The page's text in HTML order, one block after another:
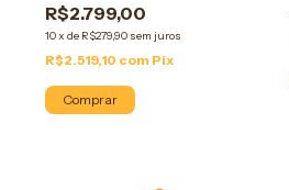
R$2.799,00
10xde R$279,90 sem juros
R$2.519,10 com Pix
Comprar